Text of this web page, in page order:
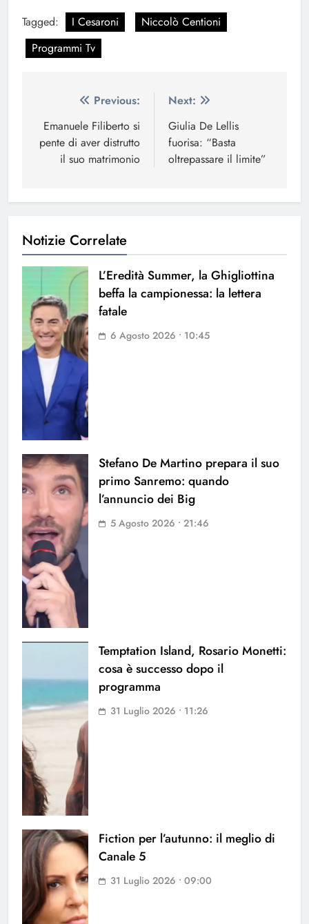
Tagged: I Cesaroni
Niccolò Centioni
Programmi Tv
Navigazione
articoli
Previous:
Emanuele Filiberto si
pente di aver distrutto
il suo matrimonio
Next:
Giulia De Lellis
fuorisa: “Basta
oltrepassare il limite”
Notizie Correlate
L’Eredità Summer, la Ghigliottina
beffa la campionessa: la lettera
fatale
6 Agosto 2026 • 10:45
Stefano De Martino prepara il suo
primo Sanremo: quando
l’annuncio dei Big
5 Agosto 2026 • 21:46
Temptation Island, Rosario Monetti:
cosa è successo dopo il
programma
31 Luglio 2026 • 11:26
Fiction per l’autunno: il meglio di
Canale 5
31 Luglio 2026 • 09:00